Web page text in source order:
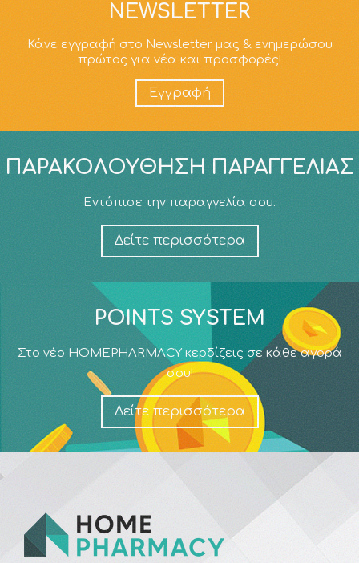
NEWSLETTER
Κάνε εγγραφή στο Newsletter μας & ενημερώσου
πρώτος για νέα και προσφορές!
Εγγραφή
ΠΑΡΑΚΟΛΟΎΘΗΣΗ ΠΑΡΑΓΓΕΛΊΑΣ
Εντόπισε την παραγγελία σου.
Δείτε περισσότερα
POINTS SYSTEM
Στο νέο HOMEPHARMACY κερδίζεις σε κάθε αγορά
σου!
Δείτε περισσότερα